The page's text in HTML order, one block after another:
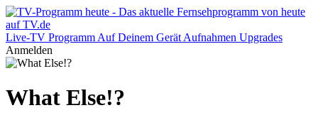
Live-TV Programm Auf Deinem Gerät Aufnahmen Upgrades
Anmelden
What Else!?